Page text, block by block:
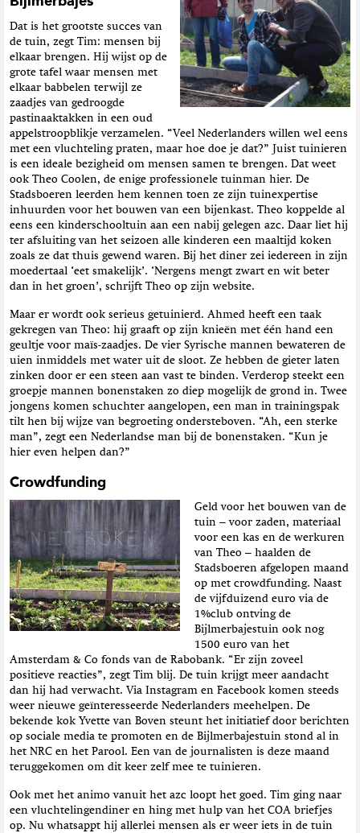
Dat is het grootste succes van
de tuin, zegt Tim: mensen bij
elkaar brengen. Hij wijst op de
grote tafel waar mensen met
elkaar babbelen terwijl ze
zaadjes van gedroogde
pastinaaktakken in een oud
appelstroopblikje verzamelen. “Veel Nederlanders willen wel eens
met een vluchteling praten, maar hoe doe je dat?” Juist tuinieren
is een ideale bezigheid om mensen samen te brengen. Dat weet
ook Theo Coolen, de enige professionele tuinman hier. De
Stadsboeren leerden hem kennen toen ze zijn tuinexpertise
inhuurden voor het bouwen van een bijenkast. Theo koppelde al
eens een kinderschooltuin aan een nabij gelegen azc. Daar liet hij
ter afsluiting van het seizoen alle kinderen een maaltijd koken
zoals ze dat thuis gewend waren. Bij het diner zei iedereen in zijn
moedertaal ‘eet smakelijk’. ‘Nergens mengt zwart en wit beter
dan in het groen’, schrijft Theo op zijn website.
Maar er wordt ook serieus getuinierd. Ahmed heeft een taak
gekregen van Theo: hij graaft op zijn knieën met één hand een
geultje voor maïs-zaadjes. De vier Syrische mannen bewateren de
uien inmiddels met water uit de sloot. Ze hebben de gieter laten
zinken door er een steen aan vast te binden. Verderop steekt een
groepje mannen bonenstaken zo diep mogelijk de grond in. Twee
jongens komen schuchter aangelopen, een man in trainingspak
tilt hen bij wijze van begroeting ondersteboven. “Ah, een sterke
man”, zegt een Nederlandse man bij de bonenstaken. “Kun je
hier even helpen dan?”
Crowdfunding
Geld voor het bouwen van de
tuin – voor zaden, materiaal
voor een kas en de werkuren
van Theo – haalden de
Stadsboeren afgelopen maand
op met crowdfunding. Naast
de vijfduizend euro via de
1%club ontving de
Bijlmerbajestuin ook nog
1500 euro van het
Amsterdam & Co fonds van de Rabobank. “Er zijn zoveel
positieve reacties”, zegt Tim blij. De tuin krijgt meer aandacht
dan hij had verwacht. Via Instagram en Facebook komen steeds
weer nieuwe geïnteresseerde Nederlanders meehelpen. De
bekende kok Yvette van Boven steunt het initiatief door berichten
op sociale media te promoten en de Bijlmerbajestuin stond al in
het NRC en het Parool. Een van de journalisten is deze maand
teruggekomen om dit keer zelf mee te tuinieren.
Ook met het animo vanuit het azc loopt het goed. Tim ging naar
een vluchtelingendiner en hing met hulp van het COA briefjes
op. Nu whatsappt hij allerlei mensen als er weer iets in de tuin